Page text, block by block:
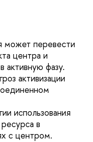
может перевести
центра и
активную фазу.
активизации
использования
в
с центром.